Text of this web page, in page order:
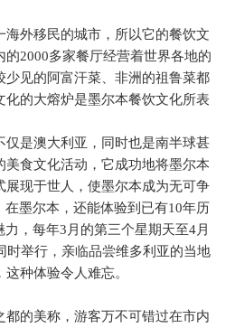
外移民的城市，所以它的餐饮文
的2000多家餐厅经营着世界各地的
少见的阿富汗菜、非洲的祖鲁菜都
化的大熔炉是墨尔本餐饮文化所表
仅是澳大利亚，同时也是南半球甚
食文化活动，它成功地将墨尔本
展现于世人，使墨尔本成为无可争
在墨尔本，还能体验到已有10年历
力，每年3月的第三个星期天至4月
时举行，亲临品尝维多利亚的当地
种体验令人难忘。
的美称，游客万不可错过在市内